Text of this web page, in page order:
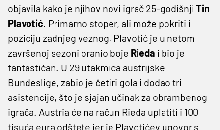
objavila kako je njihov novi igrač 25-godišnji Tin
Plavotić . Primarno stoper, ali može pokriti i
poziciju zadnjeg veznog, Plavotić je u netom
završenoj sezoni branio boje Rieda i bio je
fantastičan. U 29 utakmica austrijske
Bundeslige, zabio je četiri gola i dodao tri
asistencije, što je sjajan učinak za obrambenog
igrača. Austria će na račun Rieda uplatiti i 100
tisuća eura odštete jer je Plavotićev ugovor s